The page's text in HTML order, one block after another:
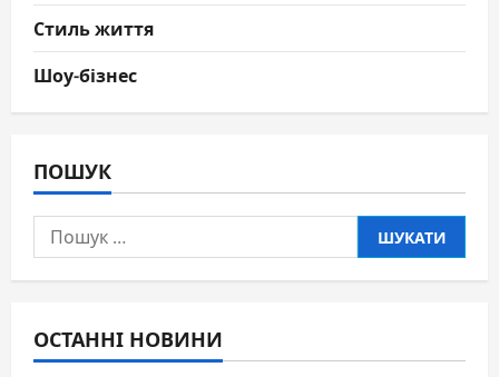
Стиль життя
Шоу-бізнес
ПОШУК
Пошук:
ОСТАННІ НОВИНИ